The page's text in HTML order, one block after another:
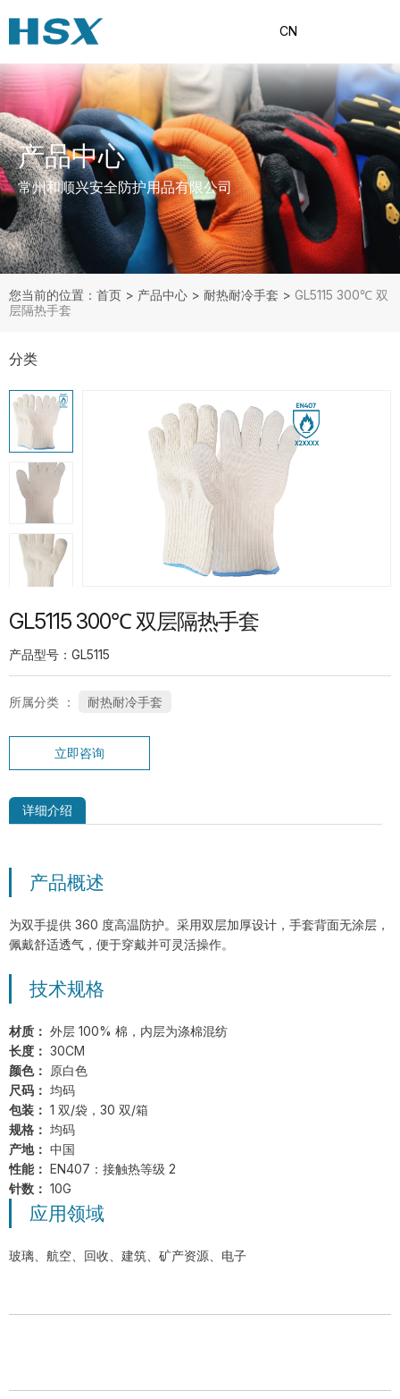
CN
产品中心
常州和顺兴安全防护用品有限公司
您当前的位置：首页 > 产品中心 > 耐热耐冷手套 > GL5115 300℃ 双
层隔热手套
产品分类
分类
热门产品
G13-PUG1315 紧急分离护指PU手套
SP-CN-21G-WH 礼仪手套
手套
GL5115 300℃ 双层隔热手套
产品型号：GL5115
所属分类 ： 耐热耐冷手套
立即咨询
详细介绍
产品概述
为双手提供 360 度高温防护。采用双层加厚设计，手套背面无涂层，
佩戴舒适透气，便于穿戴并可灵活操作。
技术规格
材质： 外层 100% 棉，内层为涤棉混纺
长度： 30CM
颜色：
原白色
尺码： 均码
包装： 1 双/袋，30 双/箱
规格： 均码
产地： 中国
性能： EN407：接触热等级 2
针数： 10G
应用领域
玻璃、航空、回收、建筑、矿产资源、电子